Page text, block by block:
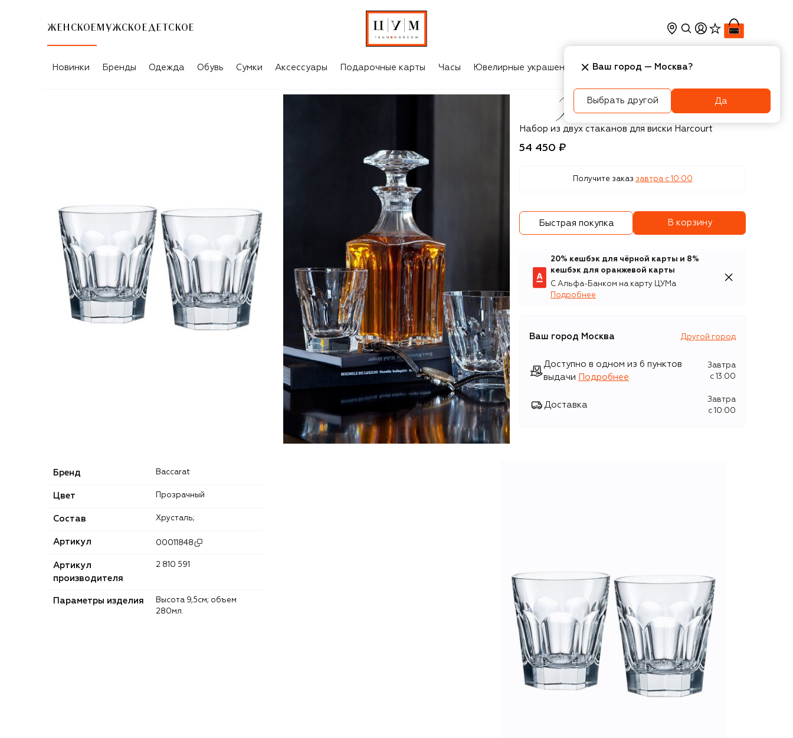
ЖЕНСКОЕ МУЖСКОЕ ДЕТСКОЕ
Новинки Бренды Одежда Обувь Сумки Аксессуары Подарочные карты Часы Ювелирные украшения Косметика Интерьер
Baccarat
Набор из двух стаканов для виски Harcourt
54 450 ₽
Получите заказ завтра c 10:00
Быстрая покупка В корзину
20% кешбэк для чёрной карты и 8%
кешбэк для оранжевой карты
С Альфа-Банком на карту ЦУМа
Подробнее
Ваш город Москва Другой город
Доступно в одном из 6 пунктов
выдачи
Подробнее
Завтра
c 13:00
Доставка
Завтра
c 10:00
Бренд Baccarat
Цвет Прозрачный
Состав Хрусталь;
Артикул 00011848
Артикул
производителя
2 810 591
Параметры изделия
Высота 9,5см; объем
280мл.
Ваш город — Москва?
Выбрать другой Да